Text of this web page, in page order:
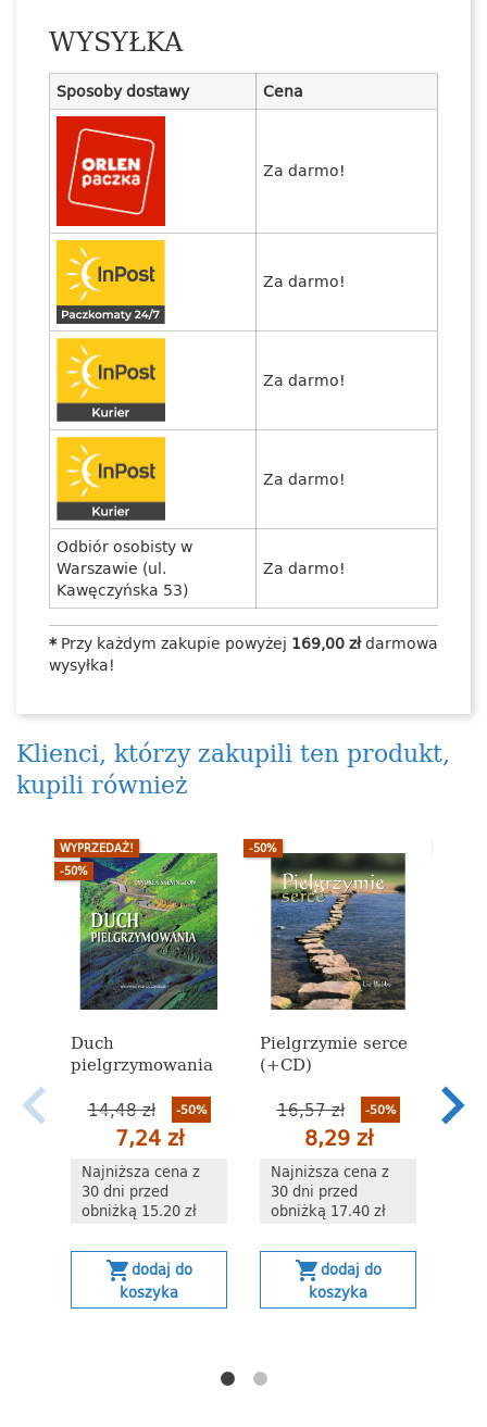
WYSYŁKA
Sposoby dostawy Cena
Za darmo!
Za darmo!
Za darmo!
Za darmo!
Odbiór osobisty w
Warszawie (ul.
Kawęczyńska 53)
Za darmo!
* Przy każdym zakupie powyżej 169,00 złdarmowa
wysyłka!
Klienci, którzy zakupili ten produkt,
kupili również
Duch
pielgrzymowania
14,48 zł -50%
7,24 zł
Najniższa cena z
30 dni przed
obniżką 15.20 zł
WYPRZEDAŻ!
-50%
shopping_cartdodaj do
koszyka
Pielgrzymie serce
(+CD)
16,57 zł -50%
8,29 zł
Najniższa cena z
30 dni przed
obniżką 17.40 zł
-50%
shopping_cartdodaj do
koszyka